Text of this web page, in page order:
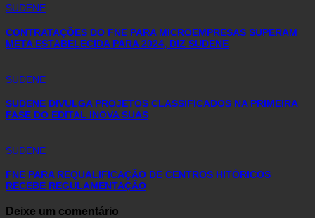
SUDENE
CONTRATAÇÕES DO FNE PARA MICROEMPRESAS SUPERAM
META ESTABELECIDA PARA 2024, DIZ SUDENE
SUDENE
SUDENE DIVULGA PROJETOS CLASSIFICADOS NA PRIMEIRA
FASE DO EDITAL INOVA SUAS
SUDENE
FNE PARA REQUALIFICAÇÃO DE CENTROS HITÓRICOS
RECEBE REGULAMENTAÇÃO
Deixe um comentário